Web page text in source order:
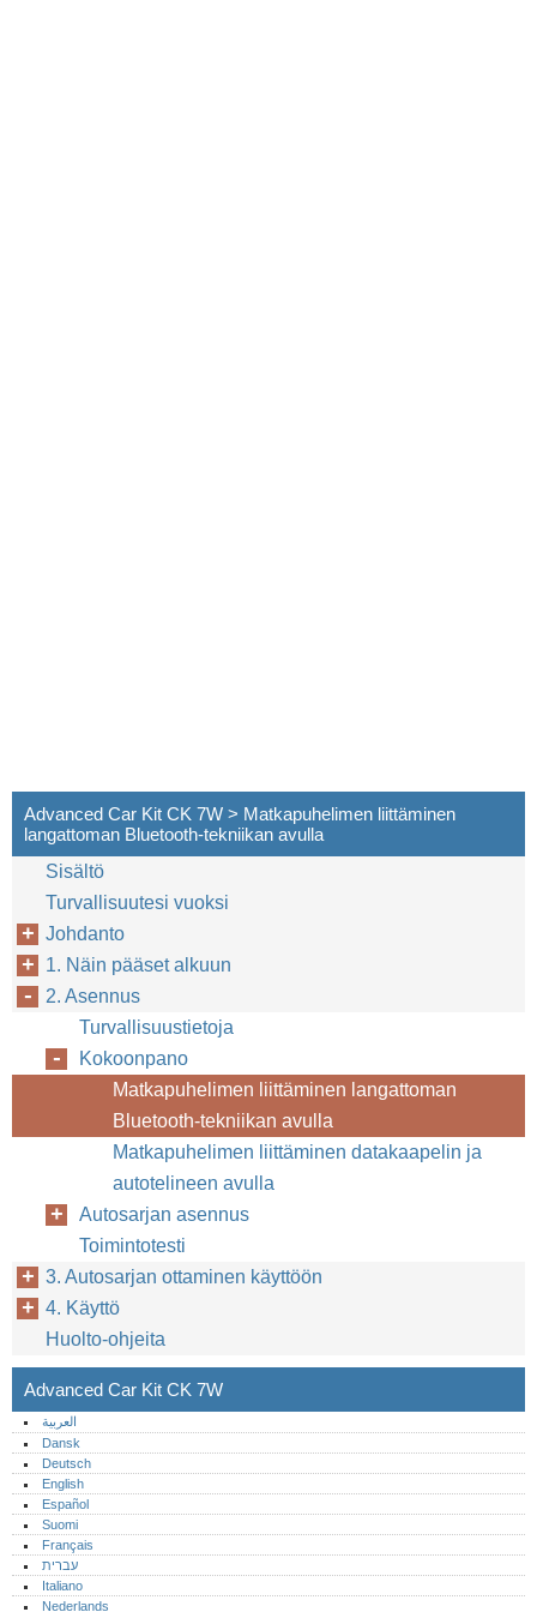
12
Advanced Car Kit CK 7W > Matkapuhelimen liittäminen
langattoman Bluetooth-tekniikan avulla
Sisältö
Turvallisuutesi vuoksi
Johdanto
1. Näin pääset alkuun
2. Asennus
Turvallisuustietoja
Kokoonpano
Matkapuhelimen liittäminen langattoman
Bluetooth-tekniikan avulla
Matkapuhelimen liittäminen datakaapelin ja
autotelineen avulla
Autosarjan asennus
Toimintotesti
3. Autosarjan ottaminen käyttöön
4. Käyttö
Huolto-ohjeita
Advanced Car Kit CK 7W
العربية
Dansk
Deutsch
English
Español
Suomi
Français
עברית
Italiano
Nederlands